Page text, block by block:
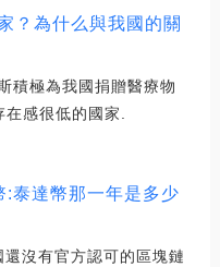
？為什么與我國的關
積極為我國捐贈醫療物
在感很低的國家.
:泰達幣那一年是多少
沒有官方認可的區塊鏈